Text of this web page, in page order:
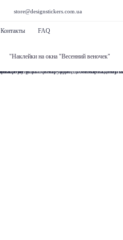
store@designstickers.com.ua
Контакты FAQ
"Наклейки на окна "Весенний веночек"